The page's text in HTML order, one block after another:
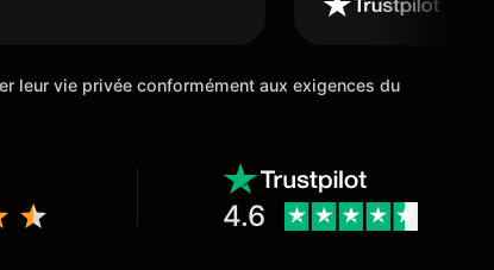
leur vie privée conformément aux exigences du
4.6